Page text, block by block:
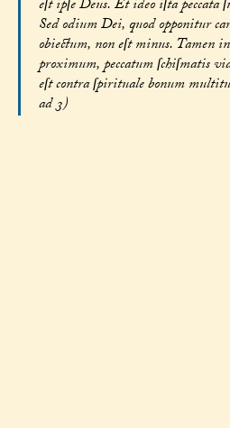
eſt ipſe Deus. Et ideo iſta
Sed odium Dei, quod opponitur
obiectum, non eſt minus. Tamen
proximum, peccatum ſchiſmatis
eſt contra ſpirituale bonum
ad 3)